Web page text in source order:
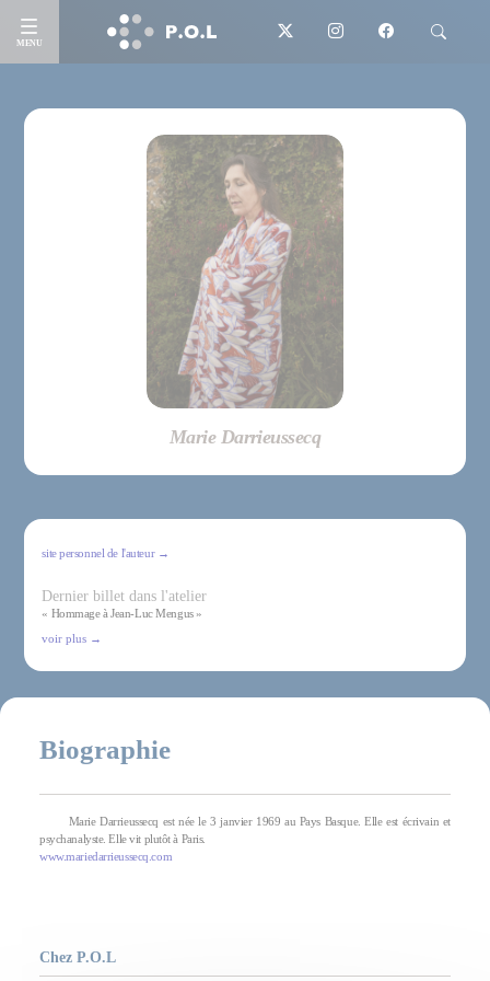
MENU
Marie Darrieussecq
site personnel de l'auteur →
Dernier billet dans l'atelier
« Hommage à Jean-Luc Mengus »
voir plus →
Biographie
Marie Darrieussecq est née le 3 janvier 1969 au Pays Basque. Elle est écrivain et
psychanalyste. Elle vit plutôt à Paris.
www.mariedarrieussecq.com
Chez P.O.L